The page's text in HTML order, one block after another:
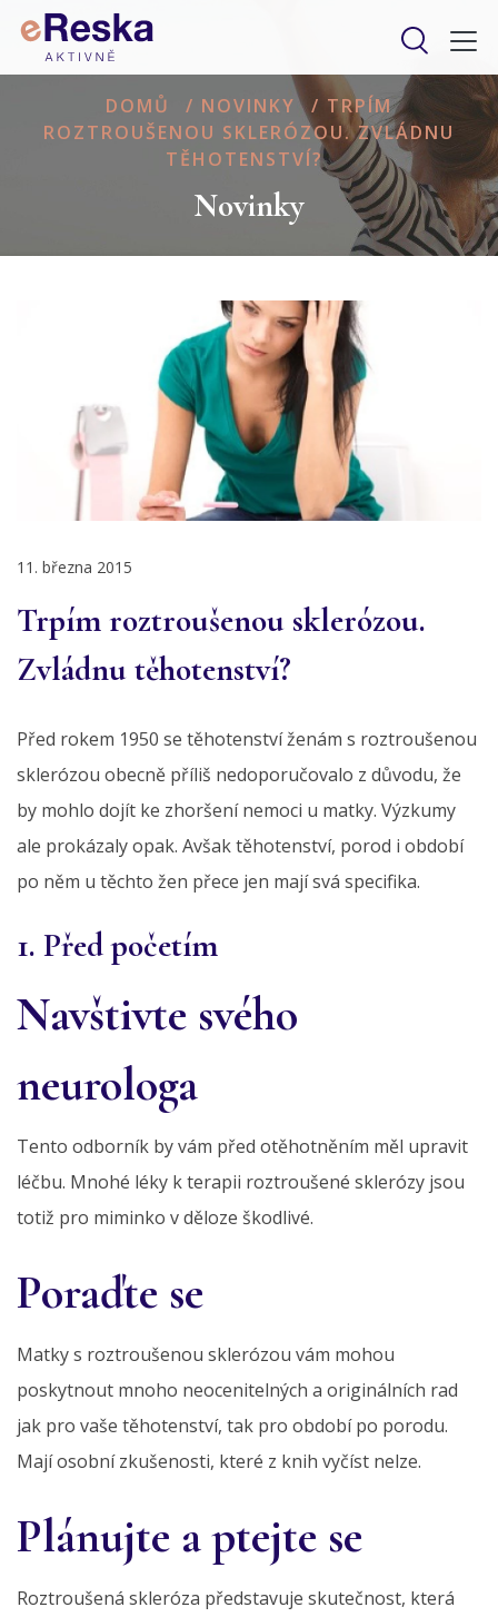
DOMŮ / NOVINKY / TRPÍM
ROZTROUŠENOU SKLERÓZOU. ZVLÁDNU
TĚHOTENSTVÍ?
Novinky
11. března 2015
Trpím roztroušenou sklerózou.
Zvládnu těhotenství?
Před rokem 1950 se těhotenství ženám s roztroušenou
sklerózou obecně příliš nedoporučovalo z důvodu, že
by mohlo dojít ke zhoršení nemoci u matky. Výzkumy
ale prokázaly opak. Avšak těhotenství, porod i období
po něm u těchto žen přece jen mají svá specifika.
1. Před početím
Navštivte svého
neurologa
Tento odborník by vám před otěhotněním měl upravit
léčbu. Mnohé léky k terapii roztroušené sklerózy jsou
totiž pro miminko v děloze škodlivé.
Poraďte se
Matky s roztroušenou sklerózou vám mohou
poskytnout mnoho neocenitelných a originálních rad
jak pro vaše těhotenství, tak pro období po porodu.
Mají osobní zkušenosti, které z knih vyčíst nelze.
Plánujte a ptejte se
Roztroušená skleróza představuje skutečnost, která